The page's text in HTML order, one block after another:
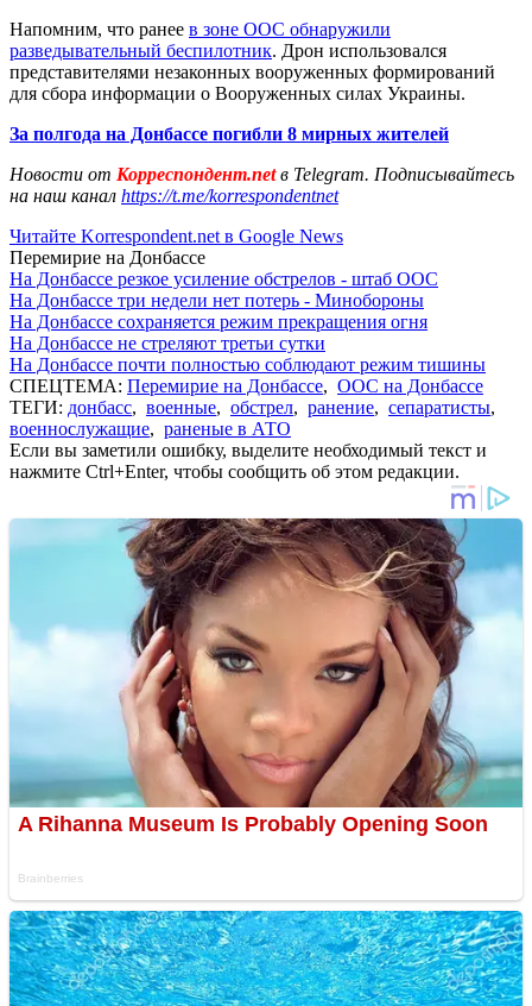
Напомним, что ранее в зоне ООС обнаружили
разведывательный беспилотник. Дрон использовался
представителями незаконных вооруженных формирований
для сбора информации о Вооруженных силах Украины.
За полгода на Донбассе погибли 8 мирных жителей
Новости от Корреспондент.netв Telegram. Подписывайтесь
на наш канал https://t.me/korrespondentnet
Читайте Korrespondent.net в Google News
Перемирие на Донбассе
На Донбассе резкое усиление обстрелов - штаб ООС
На Донбассе три недели нет потерь - Минобороны
На Донбассе сохраняется режим прекращения огня
На Донбассе не стреляют третьи сутки
На Донбассе почти полностью соблюдают режим тишины
СПЕЦТЕМА: Перемирие на Донбассе, ООС на Донбассе
ТЕГИ: донбасс, военные, обстрел, ранение, сепаратисты,
военнослужащие, раненые в АТО
Если вы заметили ошибку, выделите необходимый текст и
нажмите Ctrl+Enter, чтобы сообщить об этом редакции.